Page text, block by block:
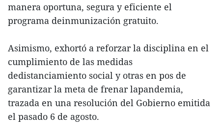
manera oportuna, segura y eficiente el
programa deinmunización gratuito.
Asimismo, exhortó a reforzar la disciplina en el
cumplimiento de las medidas
dedistanciamiento social y otras en pos de
garantizar la meta de frenar lapandemia,
trazada en una resolución del Gobierno emitida
el pasado 6 de agosto.